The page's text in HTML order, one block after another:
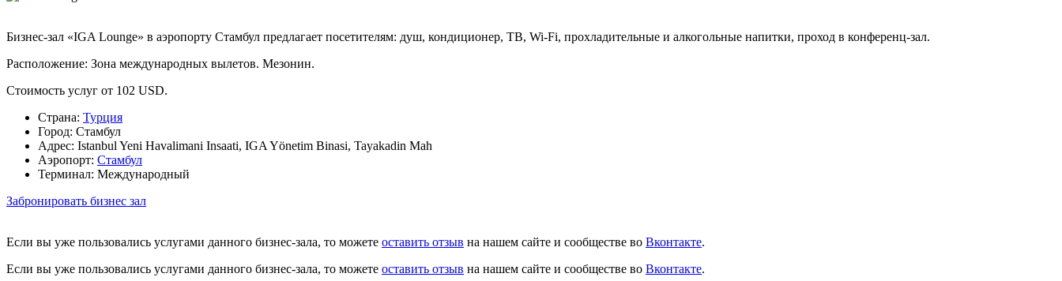
Бизнес-зал «IGA Lounge» в аэропорту Стамбул предлагает посетителям: душ, кондиционер, ТВ, Wi-Fi, прохладительные и алкогольные напитки, проход в конференц-зал.
Расположение: Зона международных вылетов. Мезонин.
Стоимость услуг от 102 USD.
Страна: Турция
Город: Стамбул
Адрес: Istanbul Yeni Havalimani Insaati, IGA Yönetim Binasi, Tayakadin Mah
Аэропорт: Стамбул
Терминал: Международный
Забронировать бизнес зал
Если вы уже пользовались услугами данного бизнес-зала, то можете оставить отзыв на нашем сайте и сообществе во Вконтакте.
Если вы уже пользовались услугами данного бизнес-зала, то можете оставить отзыв на нашем сайте и сообществе во Вконтакте.